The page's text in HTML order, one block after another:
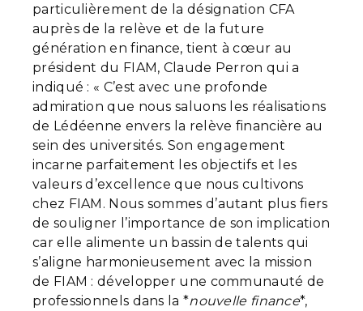
particulièrement de la désignation CFA
auprès de la relève et de la future
génération en finance, tient à cœur au
président du FIAM, Claude Perron qui a
indiqué : « C’est avec une profonde
admiration que nous saluons les réalisations
de Lédéenne envers la relève financière au
sein des universités. Son engagement
incarne parfaitement les objectifs et les
valeurs d’excellence que nous cultivons
chez FIAM. Nous sommes d’autant plus fiers
de souligner l’importance de son implication
car elle alimente un bassin de talents qui
s’aligne harmonieusement avec la mission
de FIAM : développer une communauté de
professionnels dans la *nouvelle finance*,